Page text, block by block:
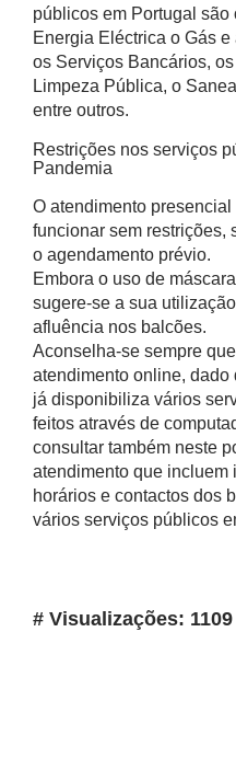
públicos em Portugal são
Energia Eléctrica o Gás
os Serviços Bancários,
Limpeza Pública, o
entre outros.
Restrições nos serviços
Pandemia
O atendimento
funcionar sem restrições,
o agendamento prévio.
Embora o uso de
sugere-se a sua
afluência nos balcões.
Aconselha-se sempre
atendimento online,
já disponibiliza vários
feitos através de
consultar também neste
atendimento que incluem
horários e contactos dos
vários serviços públicos
# Visualizações: 1109